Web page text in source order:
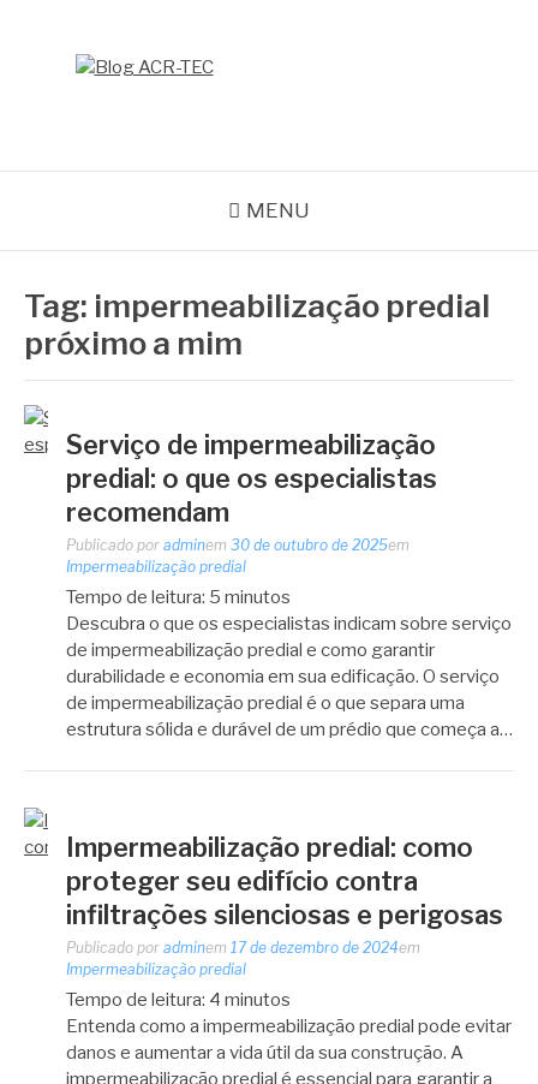
MENU
Tag: impermeabilização predial
próximo a mim
Serviço de impermeabilização
predial: o que os especialistas
recomendam
Publicado por adminem 30 de outubro de 2025em
Impermeabilização predial
Tempo de leitura: 5 minutos
Descubra o que os especialistas indicam sobre serviço
de impermeabilização predial e como garantir
durabilidade e economia em sua edificação. O serviço
de impermeabilização predial é o que separa uma
estrutura sólida e durável de um prédio que começa a…
Impermeabilização predial: como
proteger seu edifício contra
infiltrações silenciosas e perigosas
Publicado por adminem 17 de dezembro de 2024em
Impermeabilização predial
Tempo de leitura: 4 minutos
Entenda como a impermeabilização predial pode evitar
danos e aumentar a vida útil da sua construção. A
impermeabilização predial é essencial para garantir a